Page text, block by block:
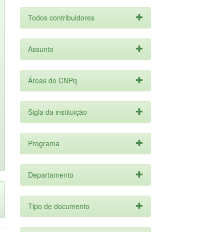
Todos contribuidores
Assunto
Áreas do CNPq
Sigla da instituição
Programa
Departamento
Tipo de documento